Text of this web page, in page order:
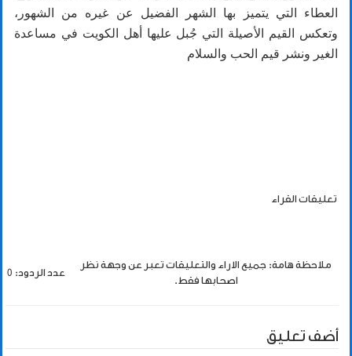
العطاء التي يتميز بها الشهر الفضيل عن غيره من الشهور،
وتعكس القيم الأصيلة التي جُبل عليها أهل الكويت في مساعدة
الغير ونشر قيم الحب والسلام
تعليقات القراء
ملاحظة هامة: جميع الاراء والتعليقات تعبر عن وجهة نظر
اصحابها فقط.
عدد الردود: 0
أضف تعليق